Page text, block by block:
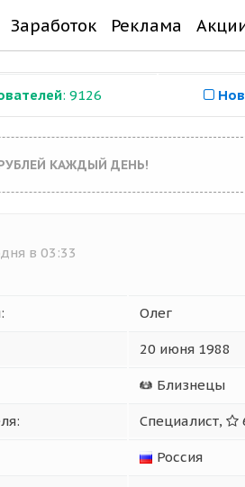
Заработок Реклама
: 9126
РУБЛЕЙ КАЖДЫЙ ДЕНЬ!
в 03:33
Олег
20 июня 1988
Близнецы
Специалист,
Россия